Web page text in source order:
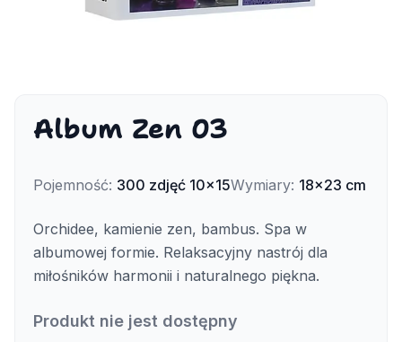
Album Zen 03
Pojemność: 300 zdjęć 10x15Wymiary: 18x23 cm
Orchidee, kamienie zen, bambus. Spa w
albumowej formie. Relaksacyjny nastrój dla
miłośników harmonii i naturalnego piękna.
Produkt nie jest dostępny